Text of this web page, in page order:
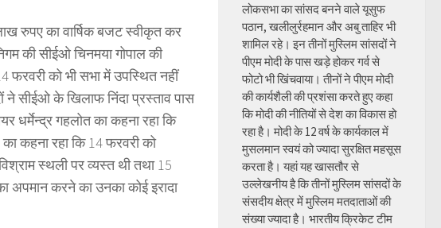
रुपए का वार्षिक बजट स्वीकृत कर
की सीईओ चिनमया गोपाल की
फरवरी को भी सभा में उपस्थित नहीं
ने सीईओ के खिलाफ निंदा प्रस्ताव पास
धर्मेन्द्र गहलोत का कहना रहा कि
कहना रहा कि 14 फरवरी को
स्थली पर व्यस्त थी तथा 15
अपमान करने का उनका कोई इरादा
लोकसभा का सांसद बनने वाले यूसुफ
पठान, खलीलुर्रहमान और अबु ताहिर भी
शामिल रहे। इन तीनों मुस्लिम सांसदों ने
पीएम मोदी के पास खड़े होकर गर्व से
फोटो भी खिंचवाया। तीनों ने पीएम मोदी
की कार्यशैली की प्रशंसा करते हुए कहा
कि मोदी की नीतियों से देश का विकास हो
रहा है। मोदी के 12 वर्ष के कार्यकाल में
मुसलमान स्वयं को ज्यादा सुरक्षित महसूस
करता है। यहां यह खासतौर से
उल्लेखनीय है कि तीनों मुस्लिम सांसदों के
संसदीय क्षेत्र में मुस्लिम मतदाताओं की
संख्या ज्यादा है। भारतीय क्रिकेट टीम